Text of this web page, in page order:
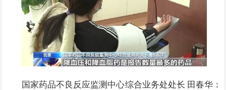
国家药品不良反应监测中心综合业务处处长 田春华：